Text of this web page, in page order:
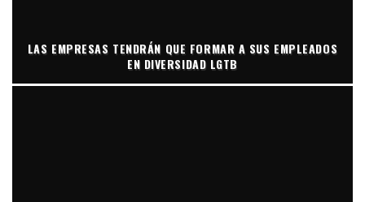
LAS EMPRESAS TENDRÁN QUE FORMAR A SUS EMPLEADOS
EN DIVERSIDAD LGTB